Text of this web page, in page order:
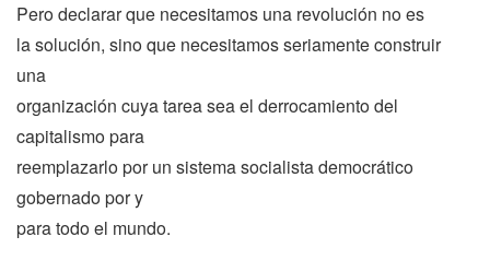
Pero declarar que necesitamos una revolución no es
la solución, sino que necesitamos seriamente construir
una
organización cuya tarea sea el derrocamiento del
capitalismo para
reemplazarlo por un sistema socialista democrático
gobernado por y
para todo el mundo.